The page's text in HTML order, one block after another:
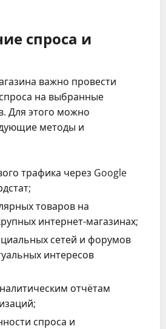
спроса и
важно провести
на выбранные
Для этого можно
методы и
трафика через Google
товаров на
интернет-магазинах;
сетей и форумов
интересов
отчётам
спроса и